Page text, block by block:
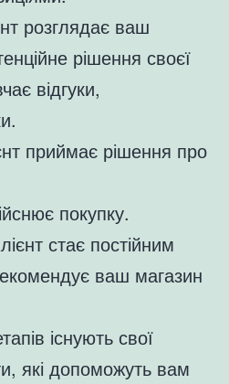
розглядає ваш
рішення своєї
відгуки,
приймає рішення про
покупку.
стає постійним
ваш магазин
існують свої
які допоможуть вам